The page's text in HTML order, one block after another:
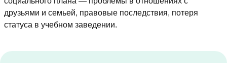
друзьями и семьей, правовые последствия, потеря
статуса в учебном заведении.